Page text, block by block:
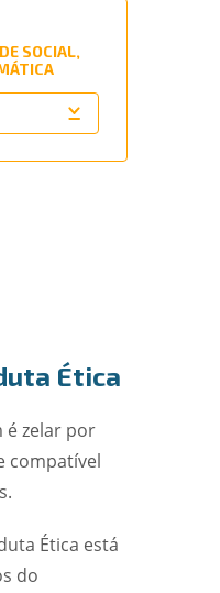
SOCIAL,
Ética
é zelar por
compatível
Ética está
do